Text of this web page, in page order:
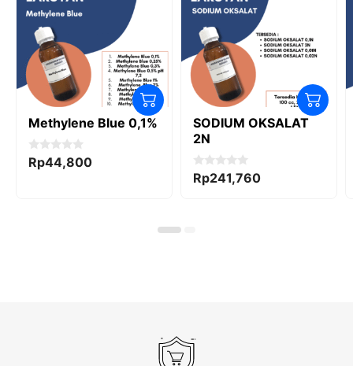
Methylene Blue 0,1%
0
o
Rp44,800
SODIUM OKSALAT
2N
0
o
Rp241,760